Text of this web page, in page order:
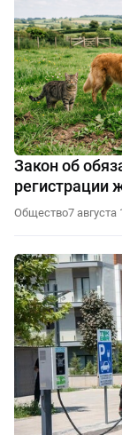
Закон об
регистрации
Общество7 августа